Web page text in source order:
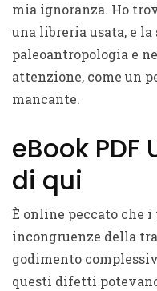
mia ignoranza. Ho
una libreria usata, e
paleoantropologia e
attenzione, come un
mancante.
eBook PDF
di qui
È online peccato che
incongruenze della
godimento
questi difetti